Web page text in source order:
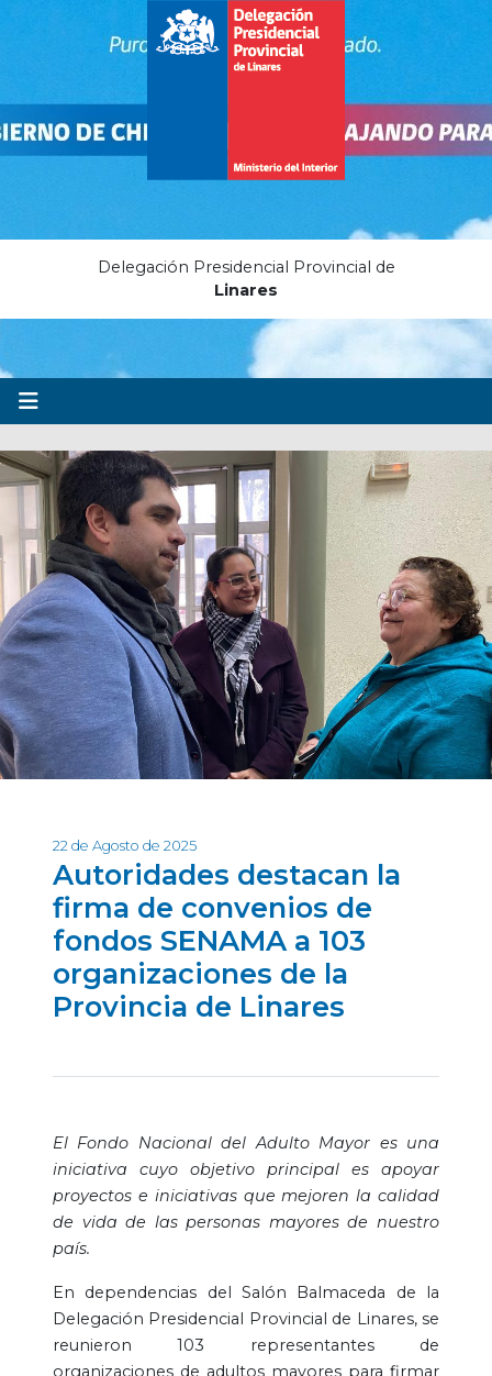
Delegación Presidencial Provincial de
Linares
22 de Agosto de 2025
Autoridades destacan la
firma de convenios de
fondos SENAMA a 103
organizaciones de la
Provincia de Linares
El Fondo Nacional del Adulto Mayor es una
iniciativa cuyo objetivo principal es apoyar
proyectos e iniciativas que mejoren la calidad
de vida de las personas mayores de nuestro
país.
En dependencias del Salón Balmaceda de la
Delegación Presidencial Provincial de Linares, se
reunieron 103 representantes de
organizaciones de adultos mayores para firmar